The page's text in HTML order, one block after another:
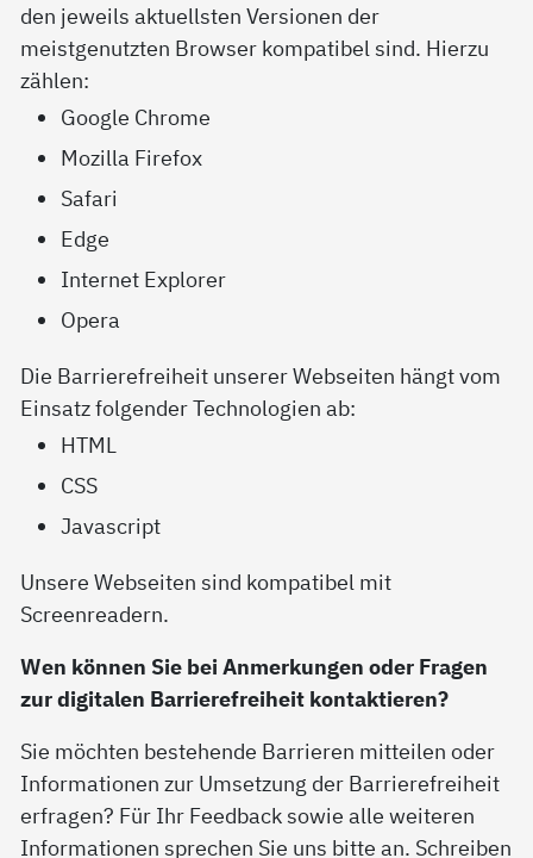
den jeweils aktuellsten Versionen der
meistgenutzten Browser kompatibel sind. Hierzu
zählen:
Google Chrome
Mozilla Firefox
Safari
Edge
Internet Explorer
Opera
Die Barrierefreiheit unserer Webseiten hängt vom
Einsatz folgender Technologien ab:
HTML
CSS
Javascript
Unsere Webseiten sind kompatibel mit
Screenreadern.
Wen können Sie bei Anmerkungen oder Fragen
zur digitalen Barrierefreiheit kontaktieren?
Sie möchten bestehende Barrieren mitteilen oder
Informationen zur Umsetzung der Barrierefreiheit
erfragen? Für Ihr Feedback sowie alle weiteren
Informationen sprechen Sie uns bitte an. Schreiben